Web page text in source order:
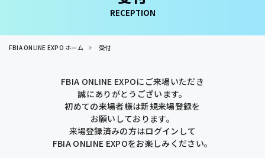
RECEPTION
FBIA ONLINE EXPO ホーム 受付
FBIA ONLINE EXPOにご来場いただき
誠にありがとうございます。
初めての来場者様は新規来場登録を
お願いしております。
来場登録済みの方はログインして
FBIA ONLINE EXPOをお楽しみください。